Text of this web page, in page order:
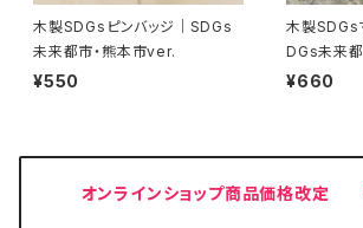
木製SDGsピンバッジ｜SDGs
未来都市・熊本市ver.
¥550
木製SDGs
DGs未来
¥660
オンラインショップ商品価格改定